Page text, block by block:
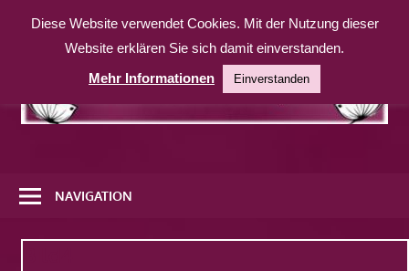
Inhalt
weitere
Website
NAVIGATION
Diese Website verwendet Cookies. Mit der Nutzung dieser
Website erklären Sie sich damit einverstanden.
Mehr Informationen
Einverstanden